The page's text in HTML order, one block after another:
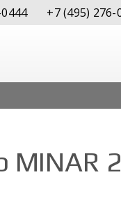
+7 (495) 276-
MINAR